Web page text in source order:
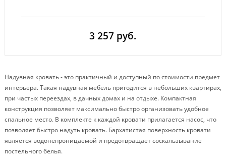
3 257 руб.
Надувная кровать - это практичный и доступный по стоимости предмет
интерьера. Такая надувная мебель пригодится в небольших квартирах,
при частых переездах, в дачных домах и на отдыхе. Компактная
конструкция позволяет максимально быстро организовать удобное
спальное место. В комплекте к каждой кровати прилагается насос, что
позволяет быстро надуть кровать. Бархатистая поверхность кровати
является водонепроницаемой и предотвращает соскальзывание
постельного белья.